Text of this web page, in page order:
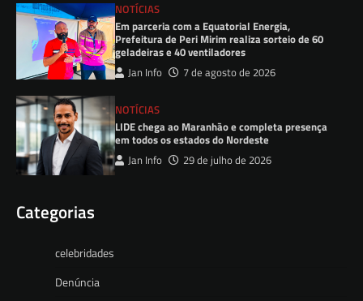
NOTÍCIAS
Em parceria com a Equatorial Energia,
Prefeitura de Peri Mirim realiza sorteio de 60
geladeiras e 40 ventiladores
Jan Info 7 de agosto de 2026
NOTÍCIAS
LIDE chega ao Maranhão e completa presença
em todos os estados do Nordeste
Jan Info 29 de julho de 2026
Categorias
celebridades
Denúncia